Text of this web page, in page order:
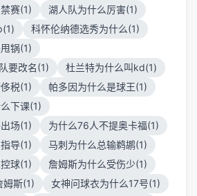
赛(1)
湖人队为什么厉害(1)
科怀伦纳德选秀为什么(1)
锅(1)
要改名(1)
杜兰特为什么叫kd(1)
税(1)
帕多因为什么是球王(1)
下课(1)
场(1)
为什么76人不提奥卡福(1)
导(1)
马刺为什么总输鹈鹕(1)
球(1)
詹姆斯为什么受伤少(1)
姆斯(1)
女神问球衣为什么17号(1)